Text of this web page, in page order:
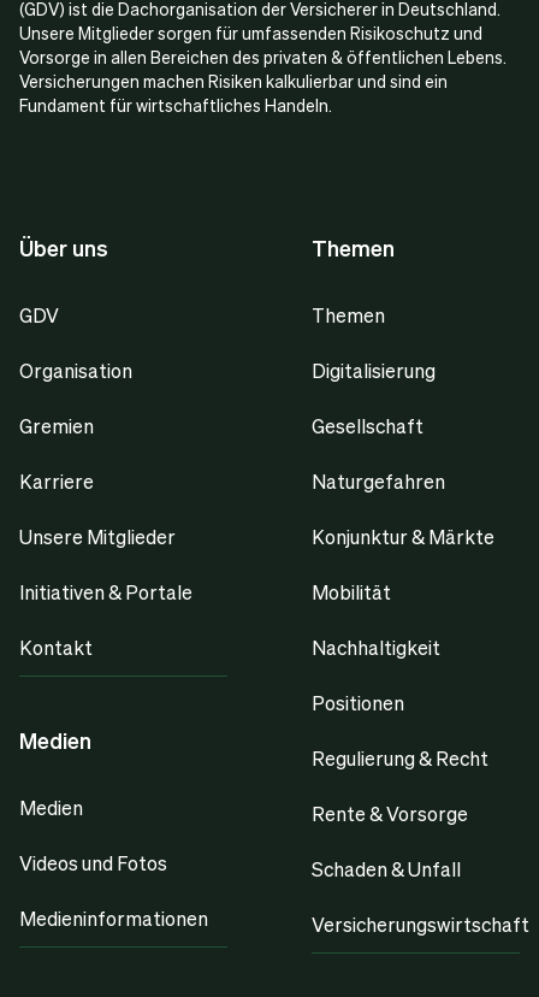
(GDV) ist die Dachorganisation der Versicherer in Deutschland.
Unsere Mitglieder sorgen für umfassenden Risikoschutz und
Vorsorge in allen Bereichen des privaten & öffentlichen Lebens.
Versicherungen machen Risiken kalkulierbar und sind ein
Fundament für wirtschaftliches Handeln.
Über uns
GDV
Organisation
Gremien
Karriere
Unsere Mitglieder
Initiativen & Portale
Kontakt
Medien
Medien
Videos und Fotos
Medieninformationen
Themen
Themen
Digitalisierung
Gesellschaft
Naturgefahren
Konjunktur & Märkte
Mobilität
Nachhaltigkeit
Positionen
Regulierung & Recht
Rente & Vorsorge
Schaden & Unfall
Versicherungswirtschaft